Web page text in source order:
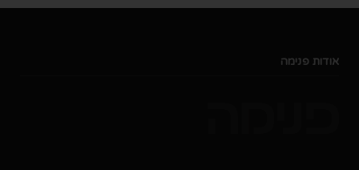
אודות פנימה